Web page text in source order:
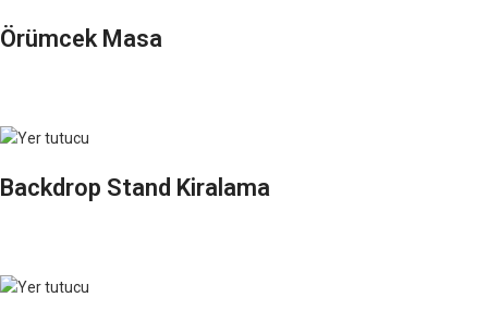
Örümcek Masa
Backdrop Stand Kiralama